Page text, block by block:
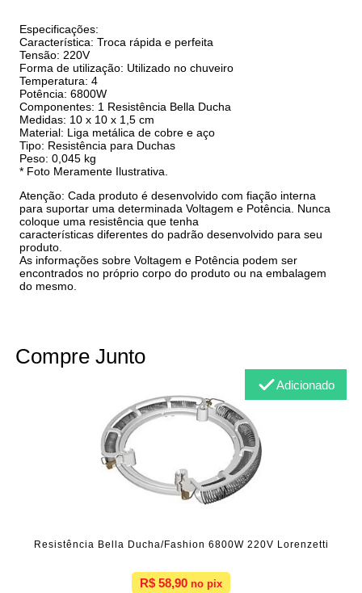
Especificações:
Característica: Troca rápida e perfeita
Tensão: 220V
Forma de utilização: Utilizado no chuveiro
Temperatura: 4
Potência: 6800W
Componentes: 1 Resistência Bella Ducha
Medidas: 10 x 10 x 1,5 cm
Material: Liga metálica de cobre e aço
Tipo: Resistência para Duchas
Peso: 0,045 kg
* Foto Meramente Ilustrativa.
Atenção: Cada produto é desenvolvido com fiação interna
para suportar uma determinada Voltagem e Potência. Nunca
coloque uma resistência que tenha
características diferentes do padrão desenvolvido para seu
produto.
As informações sobre Voltagem e Potência podem ser
encontrados no próprio corpo do produto ou na embalagem
do mesmo.
Compre Junto
Resistência Bella Ducha/Fashion 6800W 220V Lorenzetti
R$ 58,90
Adicionado